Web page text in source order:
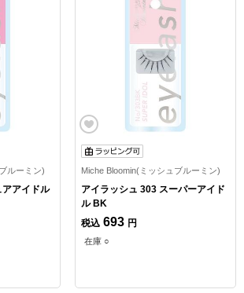
ルーミン)
アイドル
Miche Bloomin(ミッシュブルーミン)
アイラッシュ 303 スーパーアイド
ル BK
税込 693 円
在庫 ○